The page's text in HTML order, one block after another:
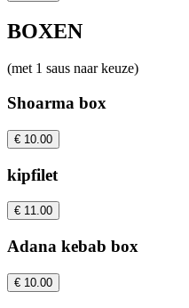
BOXEN
(met 1 saus naar keuze)
Shoarma box
€ 10.00
kipfilet
€ 11.00
Adana kebab box
€ 10.00